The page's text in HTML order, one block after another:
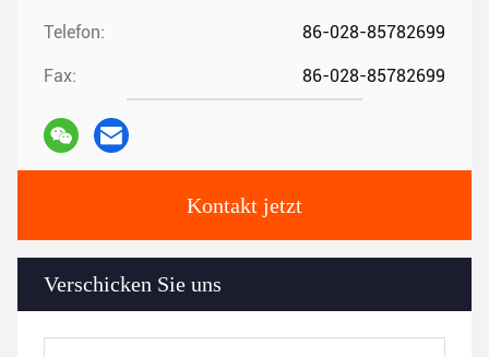
Telefon: 86-028-85782699
Fax: 86-028-85782699
Kontakt jetzt
Verschicken Sie uns